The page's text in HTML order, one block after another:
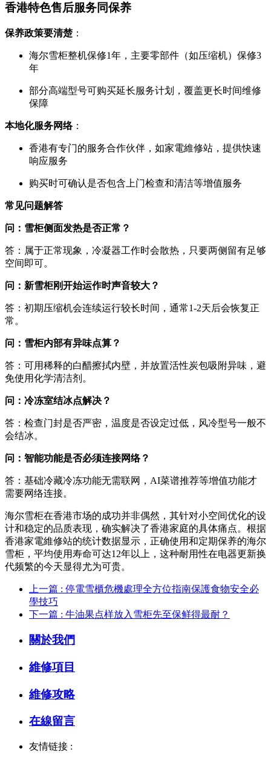
香港特色售后服务同保养
保养政策要清楚：
海尔雪柜整机保修1年，主要零部件（如压缩机）保修3
年
部分高端型号可购买延长服务计划，覆盖更长时间维修
保障
本地化服务网络：
香港有专门的服务合作伙伴，如家電維修站，提供快速
响应服务
购买时可确认是否包含上门检查和清洁等增值服务
常见问题解答
问：雪柜侧面发热是否正常？
答：属于正常现象，冷凝器工作时会散热，只要两侧留有足够
空间即可。
问：新雪柜刚开始运作时声音较大？
答：初期压缩机会连续运行较长时间，通常1-2天后会恢复正
常。
问：雪柜内部有异味点算？
答：可用稀释的白醋擦拭内壁，并放置活性炭包吸附异味，避
免使用化学清洁剂。
问：冷冻室结冰点解决？
答：检查门封是否严密，温度是否设定过低，风冷型号一般不
会结冰。
问：智能功能是否必须连接网络？
答：基础冷藏冷冻功能无需联网，AI菜谱推荐等增值功能才
需要网络连接。
海尔雪柜在香港市场的成功并非偶然，其针对小空间优化的设
计和稳定的品质表现，确实解决了香港家庭的具体痛点。根据
香港家電維修站的统计数据显示，正确使用和定期保养的海尔
雪柜，平均使用寿命可达12年以上，这种耐用性在电器更新换
代频繁的今天显得尤为可贵。
上一篇 : 停電雪櫃危機處理全方位指南保護食物安全必
學技巧
下一篇 : 牛油果点样放入雪柜先至保鲜得最耐？
關於我們
維修項目
維修攻略
在線留言
友情链接 :